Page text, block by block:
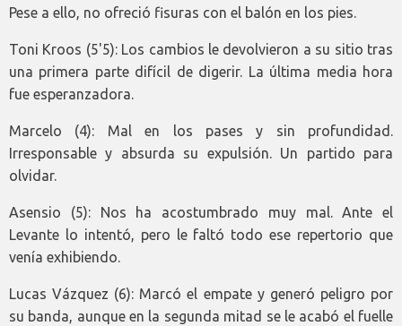
Pese a ello, no ofreció fisuras con el balón en los pies.
Toni Kroos (5'5): Los cambios le devolvieron a su sitio tras
una primera parte difícil de digerir. La última media hora
fue esperanzadora.
Marcelo (4): Mal en los pases y sin profundidad.
Irresponsable y absurda su expulsión. Un partido para
olvidar.
Asensio (5): Nos ha acostumbrado muy mal. Ante el
Levante lo intentó, pero le faltó todo ese repertorio que
venía exhibiendo.
Lucas Vázquez (6): Marcó el empate y generó peligro por
su banda, aunque en la segunda mitad se le acabó el fuelle